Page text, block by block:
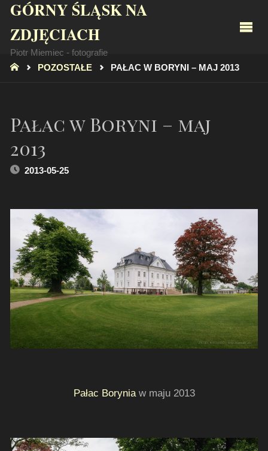
GÓRNY ŚLĄSK NA
ZDJĘCIACH
Piotr Miemiec - fotografie
STRONA
POZOSTAŁE PAŁAC W BORYNI – MAJ 2013
Pałac w Boryni – maj
2013
2013-05-25
Pałac Boryniaw maju 2013